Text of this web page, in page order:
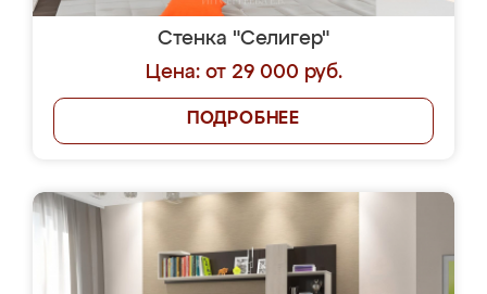
Стенка "Селигер"
Цена: от 29 000 руб.
ПОДРОБНЕЕ